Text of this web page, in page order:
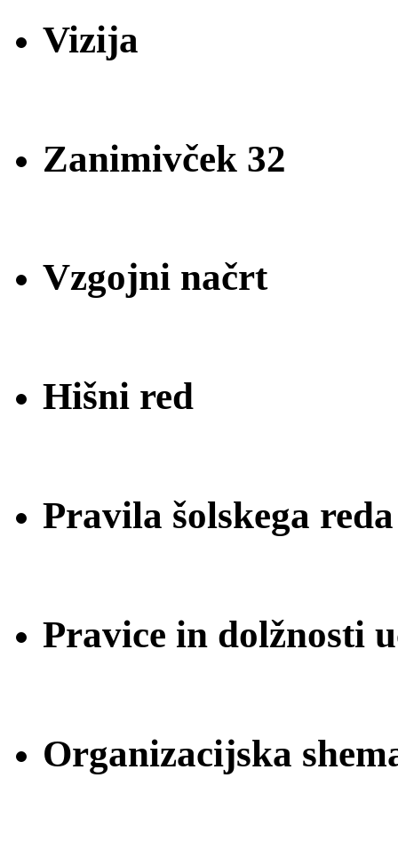
Vizija
Zanimivček 32
Vzgojni načrt
Hišni red
Pravila šolskega reda
Pravice in dolžnosti
Organizacijska